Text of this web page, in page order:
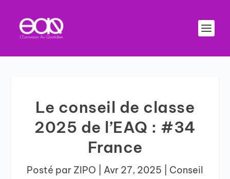
Le conseil de classe
2025 de l’EAQ : #34
France
Posté par ZIPO Avr 27, 2025
Conseil